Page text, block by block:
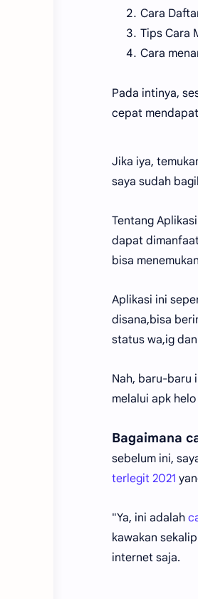
Cara
Tips Cara
Cara
Pada intinya,
cepat
Jika iya,
saya sudah
Tentang
dapat
bisa
Aplikasi ini
disana,bisa
status wa,ig
Nah, baru-baru
melalui apk
Bagaimana
sebelum ini,
terlegit 2021
"Ya, ini adalah
kawakan
internet saja.